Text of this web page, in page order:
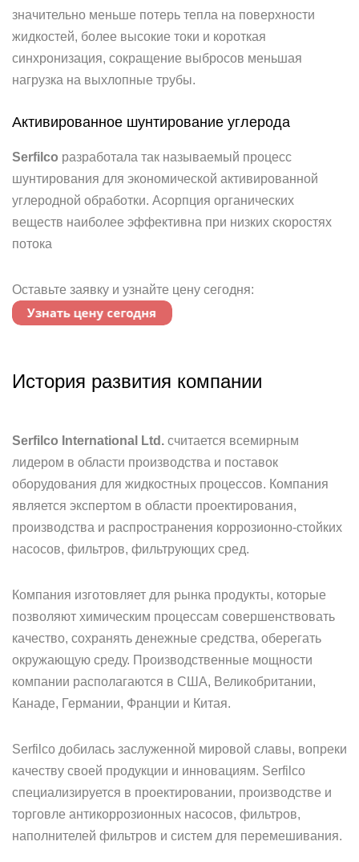
значительно меньше потерь тепла на поверхности
жидкостей, более высокие токи и короткая
синхронизация, сокращение выбросов меньшая
нагрузка на выхлопные трубы.
Активированное шунтирование углерода
Serfilco разработала так называемый процесс
шунтирования для экономической активированной
углеродной обработки. Асорпция органических
веществ наиболее эффективна при низких скоростях
потока
Оставьте заявку и узнайте цену сегодня:
История развития компании
Serfilco International Ltd. считается всемирным
лидером в области производства и поставок
оборудования для жидкостных процессов. Компания
является экспертом в области проектирования,
производства и распространения коррозионно-стойких
насосов, фильтров, фильтрующих сред.
Компания изготовляет для рынка продукты, которые
позволяют химическим процессам совершенствовать
качество, сохранять денежные средства, оберегать
окружающую среду. Производственные мощности
компании располагаются в США, Великобритании,
Канаде, Германии, Франции и Китая.
Serfilco добилась заслуженной мировой славы, вопреки
качеству своей продукции и инновациям. Serfilco
специализируется в проектировании, производстве и
торговле антикоррозионных насосов, фильтров,
наполнителей фильтров и систем для перемешивания.